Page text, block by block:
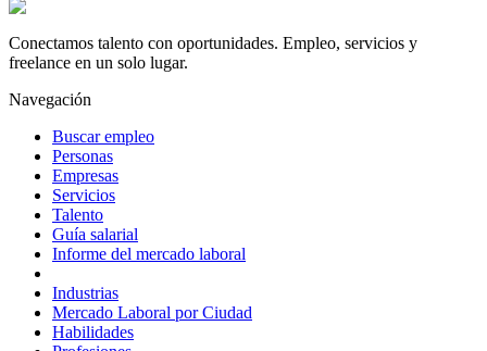
Conectamos talento con oportunidades. Empleo, servicios y
freelance en un solo lugar.
Navegación
Buscar empleo
Personas
Empresas
Servicios
Talento
Guía salarial
Informe del mercado laboral
Industrias
Mercado Laboral por Ciudad
Habilidades